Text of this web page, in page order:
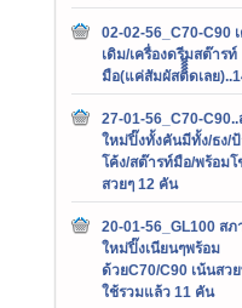
02-02-56_C70-C90
เดิม/เครื่องดรีมสต๊ารท์
มือ(แค่สัมผัสติิิิดเลย
27-01-56_C70-
ใหม่ปิ๊งทั้งคันมีทั้ง/ธง/
โค้ง/สต๊ารท์มือ/พร้อมโ
สวยๆ 12 คัน
20-01-56_GL100 สภ
ใหม่ปิ๊งเนียนๆพร้อม
ด้วยC70/C90 เน้นสว
ใช้รวมแล้ว 11 คัน